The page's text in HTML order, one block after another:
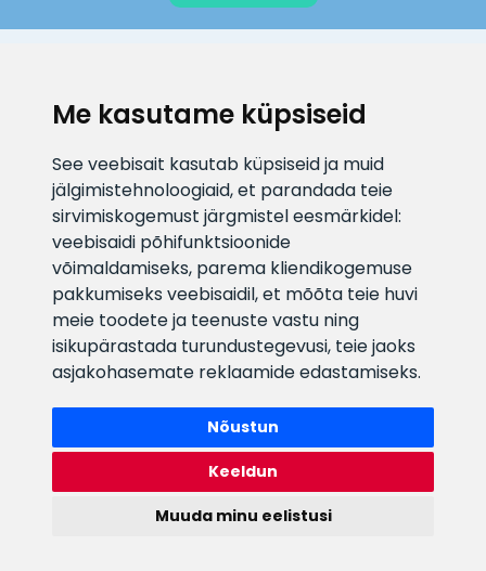
Me kasutame küpsiseid
See veebisait kasutab küpsiseid ja muid
jälgimistehnoloogiaid, et parandada teie
sirvimiskogemust järgmistel eesmärkidel:
veebisaidi põhifunktsioonide
võimaldamiseks, parema kliendikogemuse
pakkumiseks veebisaidil,et mõõta teie huvi
meie toodete ja teenuste vastu ning
isikupärastada turundustegevusi, teie jaoks
asjakohasemate reklaamide edastamiseks.
Nõustun
Keeldun
Muuda minu eelistusi
info@veefiltrid.ee
Infotelefon
+372 58862212
Vaata tööaegu
Reti tee 11, Peetri, 75312 Harju
maakond, Estonia
Watex Shop © 2026. Kõik õigused kaitstud